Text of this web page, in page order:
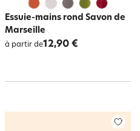
Essuie-mains rond Savon de
Marseille
à partir de12,90 €